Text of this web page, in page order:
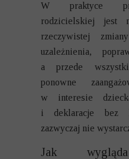
W praktyce
rodzicielskiej jest
rzeczywistej
uzależnienia,
a przede
ponowne
w interesie
i deklaracje bez
zazwyczaj nie
Jak